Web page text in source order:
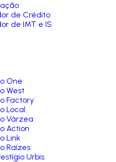
de Crédito
de IMT e IS
One
West
Factory
Local
Várzea
Action
Link
Raízes
Urbis